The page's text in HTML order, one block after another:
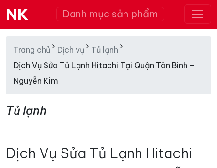
NK Danh mục sản phẩm
Trang chủ Dịch vụ
Tủ lạnh
Dịch Vụ Sửa Tủ Lạnh Hitachi Tại Quận Tân Bình –
Nguyễn Kim
Tủ lạnh
Dịch Vụ Sửa Tủ Lạnh Hitachi